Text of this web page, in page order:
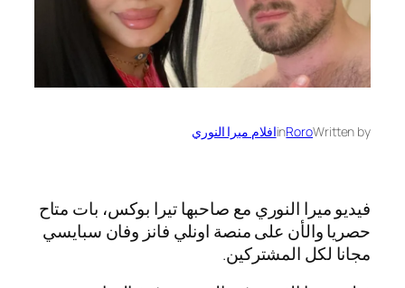
Written by
Roro
inافلام ميرا النوري
فيديو ميرا النوري مع صاحبها تيرا بوكس، بات متاح
حصريا والأن على منصة اونلي فانز وفان سبايسي
مجانا لكل المشتركين.